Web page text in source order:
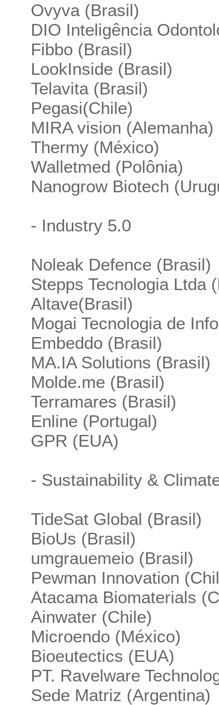
Ovyva (Brasil)
DIO Inteligência
Fibbo (Brasil)
LookInside (Brasil)
Telavita (Brasil)
Pegasi(Chile)
MIRA vision (Alemanha)
Thermy (México)
Walletmed (Polônia)
Nanogrow Biotech
- Industry 5.0
Noleak Defence (Brasil)
Stepps Tecnologia Ltda
Altave(Brasil)
Mogai Tecnologia de
Embeddo (Brasil)
MA.IA Solutions (Brasil)
Molde.me (Brasil)
Terramares (Brasil)
Enline (Portugal)
GPR (EUA)
- Sustainability &
TideSat Global (Brasil)
BioUs (Brasil)
umgrauemeio (Brasil)
Pewman Innovation
Atacama Biomaterials
Ainwater (Chile)
Microendo (México)
Bioeutectics (EUA)
PT. Ravelware
Sede Matriz (Argentina)